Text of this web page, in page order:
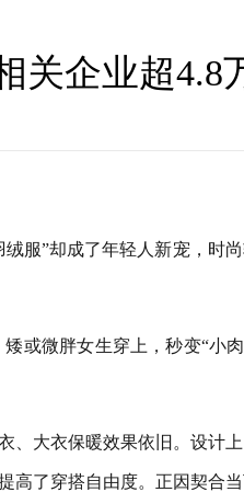
关企业超4.8
服”却成了年轻人新宠，时
或微胖女生穿上，秒变“小
、大衣保暖效果依旧。设计
高了穿搭自由度。正因契合